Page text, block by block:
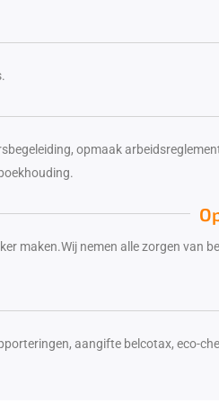
opmaak
maken.Wij nemen alle zorgen van
aangifte belcotax, eco-